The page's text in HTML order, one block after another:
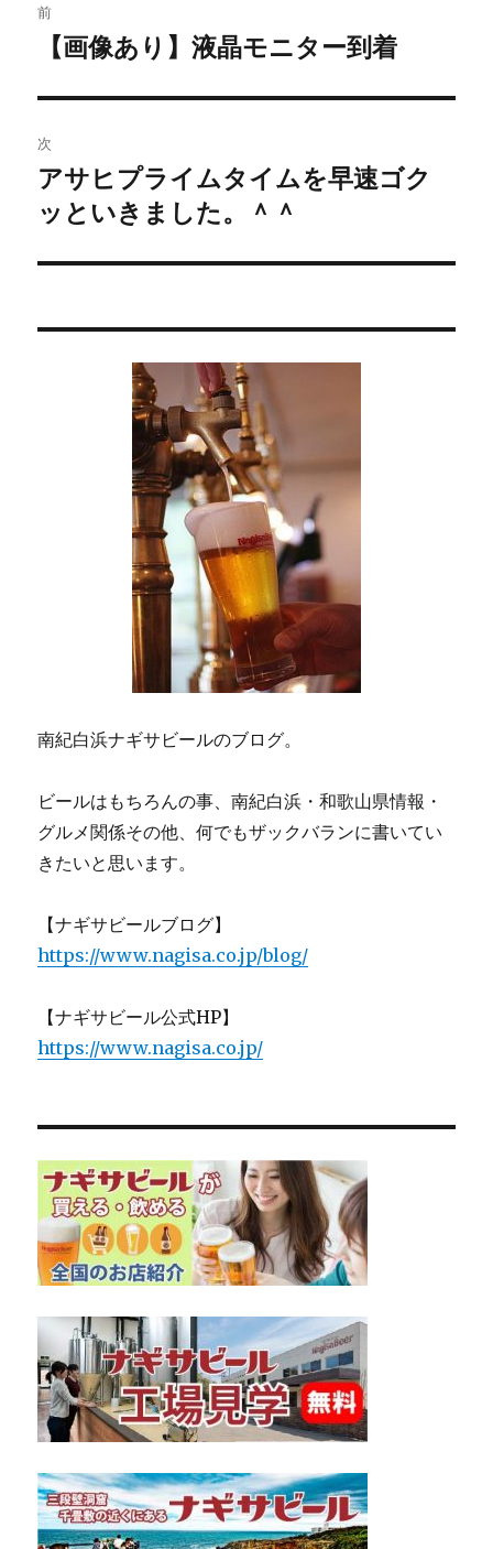
稿
ビ
ゲ
ー
シ
前
の
投
稿:
【画像あり】液晶モニター到着
次
次
の
稿:
アサヒプライムタイムを早速ゴク
ッといきました。＾＾
南紀白浜ナギサビールのブログ。
ビールはもちろんの事、南紀白浜・和歌山県情報・
グルメ関係その他、何でもザックバランに書いてい
きたいと思います。
【ナギサビールブログ】
https://www.nagisa.co.jp/blog/
【ナギサビール公式HP】
https://www.nagisa.co.jp/